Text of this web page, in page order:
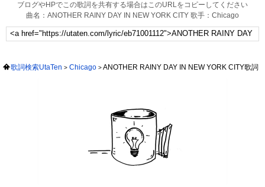
ブログやHPでこの歌詞を共有する場合はこのURLをコピーしてください
曲名：ANOTHER RAINY DAY IN NEW YORK CITY 歌手：Chicago
歌詞検索UtaTen Chicago ANOTHER RAINY DAY IN NEW YORK CITY歌詞